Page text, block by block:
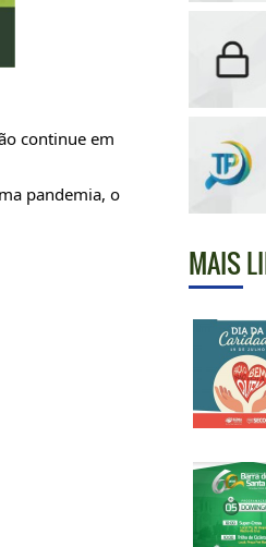
continue em
pandemia, o
MAIS